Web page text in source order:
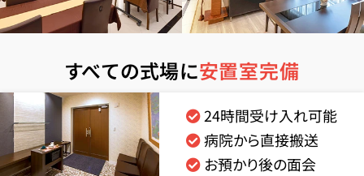
すべての式場に安置室完備
24時間受け入れ可能
病院から直接搬送
お預かり後の面会